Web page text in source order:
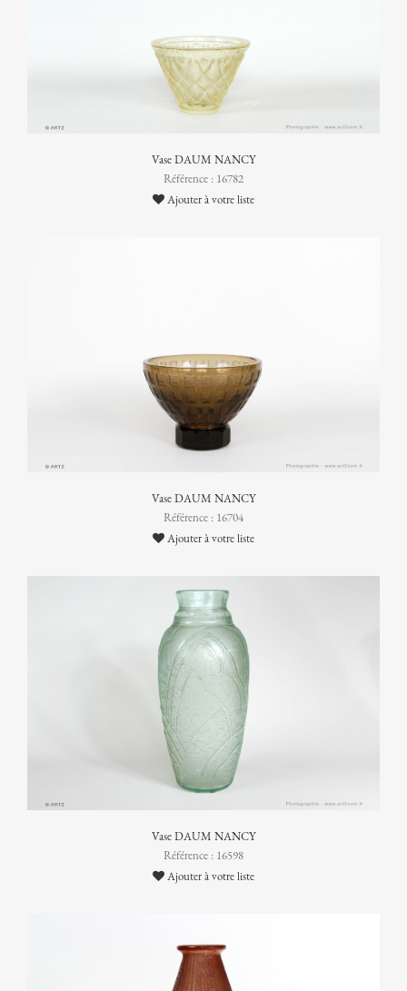
Vase DAUM NANCY
Référence : 16782
Ajouter à votre liste
Vase DAUM NANCY
Référence : 16704
Ajouter à votre liste
Vase DAUM NANCY
Référence : 16598
Ajouter à votre liste